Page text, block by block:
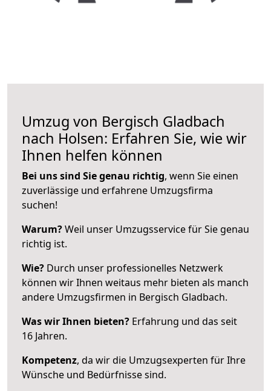
Umzug von Bergisch Gladbach
nach Holsen: Erfahren Sie, wie wir
Ihnen helfen können
Bei uns sind Sie genau richtig, wenn Sie einen
zuverlässige und erfahrene Umzugsfirma
suchen!
Warum?Weil unser Umzugsservice für Sie genau
richtig ist.
Wie? Durch unser professionelles Netzwerk
können wir Ihnen weitaus mehr bieten als manch
andere Umzugsfirmen in Bergisch Gladbach.
Was wir Ihnen bieten? Erfahrung und das seit
16 Jahren.
Kompetenz, da wir die Umzugsexperten für Ihre
Wünsche und Bedürfnisse sind.